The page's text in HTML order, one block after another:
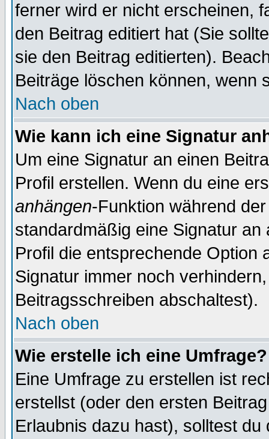
ferner wird er nicht erscheinen,
den Beitrag editiert hat (Sie
sie den Beitrag editierten).
Beiträge löschen können, wenn
Nach oben
Wie kann ich eine Signatur
Um eine Signatur an einen
Profil erstellen. Wenn du eine
anhängen-Funktion während
standardmäßig eine Signatur
Profil die entsprechende Option
Signatur immer noch
Beitragsschreiben abschaltest).
Nach oben
Wie erstelle ich eine Umfrage?
Eine Umfrage zu erstellen ist
erstellst (oder den ersten
Erlaubnis dazu hast), solltest